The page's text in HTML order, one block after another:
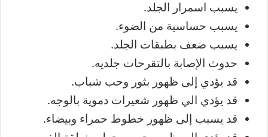
يسبب اسمرار الجلد.
يسبب حساسية من الضوء.
يسبب ضعف بطبقات الجلد.
حدوث الإصابة بالتقرحات جلديه.
قد يؤدي إلى ظهور بثور وحب شباب.
قد يؤدي الي ظهور شعيرات دموية بالوجه.
قد يسبب إلى ظهور خطوط حمراء وبيضاء.